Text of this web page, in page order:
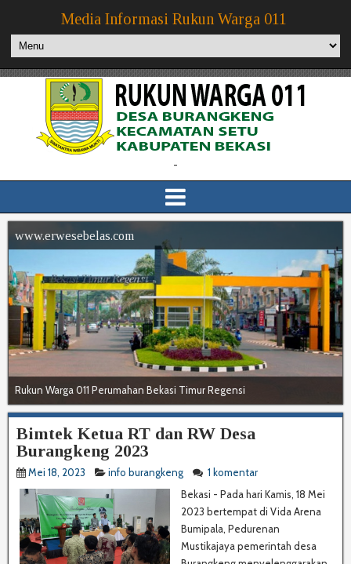
Media Informasi Rukun Warga 011
-
www.erwesebelas.com
Rukun Warga 011 Perumahan Bekasi Timur Regensi
Bimtek Ketua RT dan RW Desa
Burangkeng 2023
Mei 18, 2023 info burangkeng
1 komentar
Bekasi - Pada hari Kamis, 18 Mei
2023 bertempat di Vida Arena
Bumipala, Pedurenan
Mustikajaya pemerintah desa